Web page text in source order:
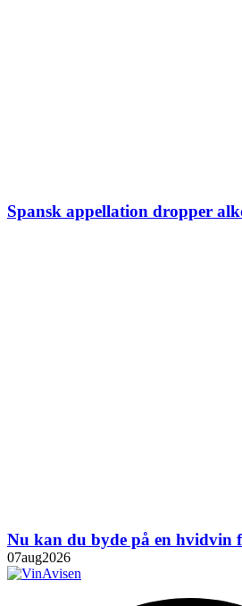
Spansk appellation dropper
Nu kan du byde på en hvidvin
07aug2026